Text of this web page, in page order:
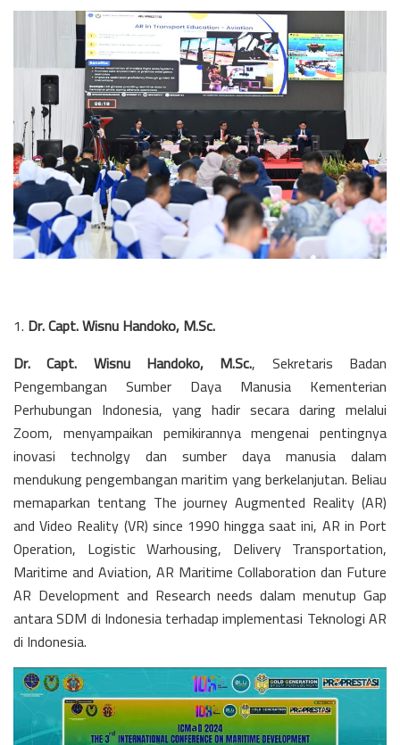
1. Dr. Capt. Wisnu Handoko, M.Sc.
Dr. Capt. Wisnu Handoko, M.Sc., Sekretaris Badan
Pengembangan Sumber Daya Manusia Kementerian
Perhubungan Indonesia, yang hadir secara daring melalui
Zoom, menyampaikan pemikirannya mengenai pentingnya
inovasi technolgy dan sumber daya manusia dalam
mendukung pengembangan maritim yang berkelanjutan. Beliau
memaparkan tentang The journey Augmented Reality (AR)
and Video Reality (VR) since 1990 hingga saat ini, AR in Port
Operation, Logistic Warhousing, Delivery Transportation,
Maritime and Aviation, AR Maritime Collaboration dan Future
AR Development and Research needs dalam menutup Gap
antara SDM di Indonesia terhadap implementasi Teknologi AR
di Indonesia.